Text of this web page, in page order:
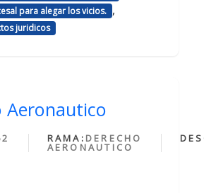
para alegar los vicios. ,
juridicos
Aeronautico
RAMA: DERECHO
AERONAUTICO